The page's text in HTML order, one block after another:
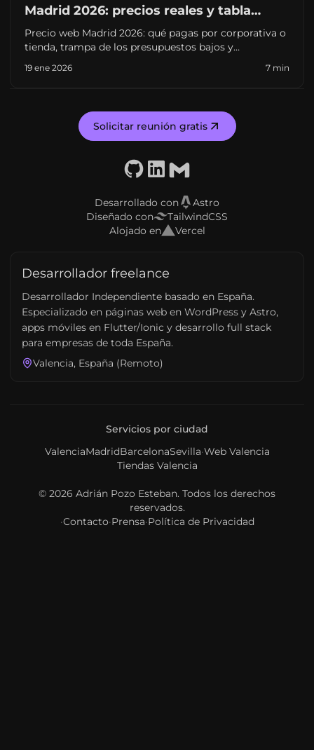
Madrid 2026: precios reales y tabla
agencia vs freelance
Precio web Madrid 2026: qué pagas por corporativa o
tienda, trampa de los presupuestos bajos y
sin sorpresas.
19 ene 2026 7 min
Solicitar reunión gratis
GitHubLinkedIn
Email
Desarrollado con
Astro
Diseñado con
TailwindCSS
Alojado en
Vercel
Desarrollador freelance
Desarrollador Independiente basado en España.
Especializado en páginas web en WordPress y Astro,
apps móviles en Flutter/Ionic y desarrollo full stack
para empresas de toda España.
Valencia, España (Remoto)
Servicios por ciudad
ValenciaMadridBarcelonaSevilla·Web Valencia
Tiendas Valencia
© 2026 Adrián Pozo Esteban. Todos los derechos
reservados.
·Contacto·Prensa·Política de Privacidad